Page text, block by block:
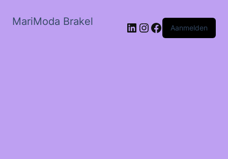
MariModa Brakel LinkedIn
Instagram
Facebook
Aanmelden